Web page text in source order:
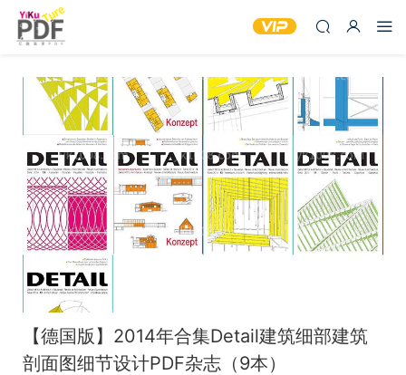
【德国版】2014年合集Detail建筑细部建筑
剖面图细节设计PDF杂志（9本）